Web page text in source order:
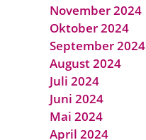
November 2024
Oktober 2024
September 2024
August 2024
Juli 2024
Juni 2024
Mai 2024
April 2024